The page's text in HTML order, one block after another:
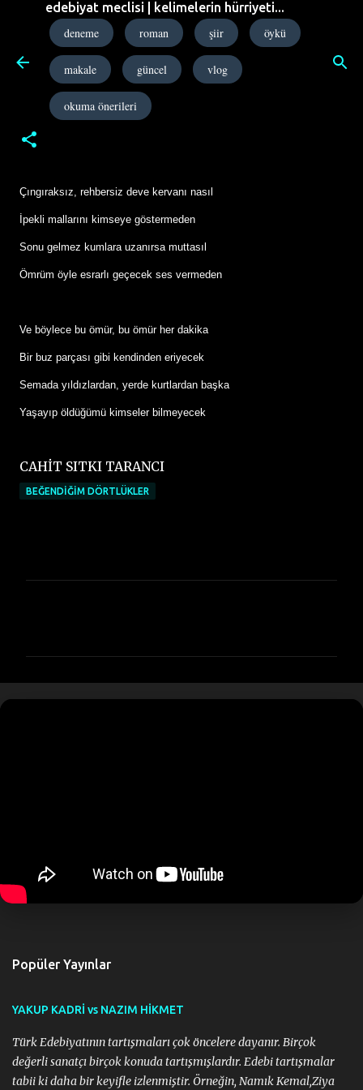
Ana içeriğe atla
edebiyat meclisi | kelimelerin hürriyeti...
deneme roman şiir öykü
makale güncel vlog
okuma önerileri
ÖMRÜMDE SÜKUT
Ekim 06, 2010
Çıngıraksız, rehbersiz deve kervanı nasıl
İpekli mallarını kimseye göstermeden
Sonu gelmez kumlara uzanırsa muttasıl
Ömrüm öyle esrarlı geçecek ses vermeden
Ve böylece bu ömür, bu ömür her dakika
Bir buz parçası gibi kendinden eriyecek
Semada yıldızlardan, yerde kurtlardan başka
Yaşayıp öldüğümü kimseler bilmeyecek
CAHİT SITKI TARANCI
BEĞENDİĞİM DÖRTLÜKLER
m
Popüler Yayınlar
YAKUP KADRİ vs NAZIM HİKMET
Türk Edebiyatının tartışmaları çok öncelere dayanır. Birçok
değerli sanatçı birçok konuda tartışmışlardır. Edebi tartışmalar
tabii ki daha bir keyifle izlenmiştir. Örneğin, Namık Kemal,Ziya